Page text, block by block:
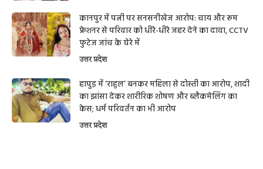
कानपुर में पत्नी पर सनसनीखेज आरोप: चाय और रूम
फ्रेशनर से परिवार को धीरे-धीरे जहर देने का दावा, CCTV
फुटेज जांच के घेरे में
उत्तर प्रदेश
हापुड़ में ‘राहुल’ बनकर महिला से दोस्ती का आरोप, शादी
का झांसा देकर शारीरिक शोषण और ब्लैकमेलिंग का
केस; धर्म परिवर्तन का भी आरोप
उत्तर प्रदेश